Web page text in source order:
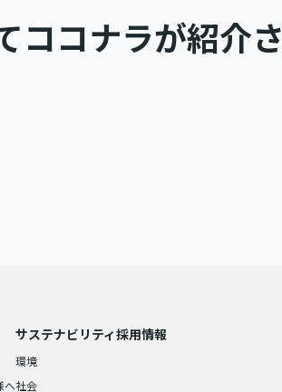
ココナラが紹介さ
へ
サステナビリティ
環境
社会
採用情報